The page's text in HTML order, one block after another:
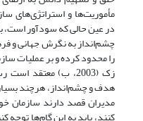
مأموریت‌ها و استراتژی‌های
در عین حالی که سودآور
چشم‌انداز به نگرش جهانی و
را محدود کرده و بر عملیات
زک (2003، ب) معتقد
هدف و چشم‌انداز، هرچند
مدیران قصد دارند سازمان